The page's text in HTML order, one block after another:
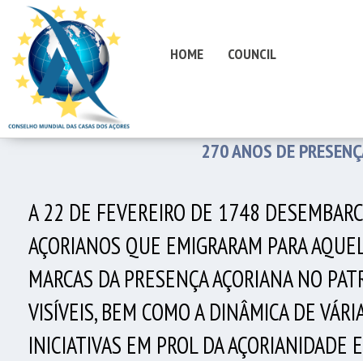
HOME COUNCIL
270 ANOS DE
A 22 DE FEVEREIRO DE 1748
AÇORIANOS QUE EMIGRARAM PARA
MARCAS DA PRESENÇA AÇORIANA NO
VISÍVEIS, BEM COMO A DINÂMICA DE
INICIATIVAS EM PROL DA AÇORIANIDADE